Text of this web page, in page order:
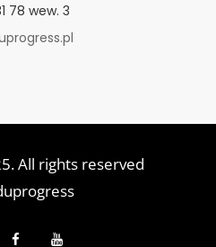
78 wew. 3
All rights reserved